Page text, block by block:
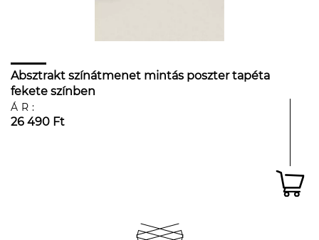
Absztrakt színátmenet mintás poszter tapéta
fekete színben
ÁR:
26 490 Ft